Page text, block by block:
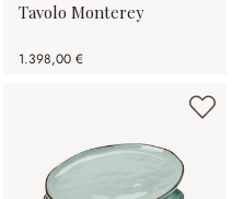
Tavolo Monterey
1.398,00 €